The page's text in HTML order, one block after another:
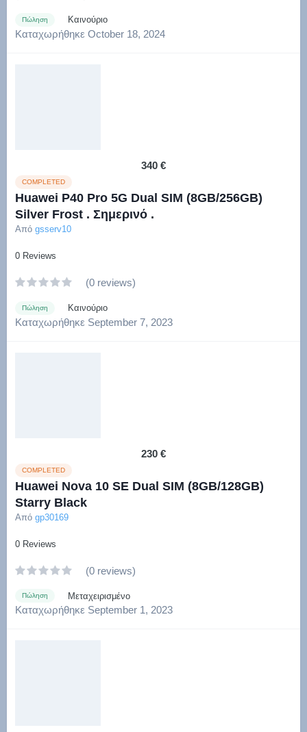
Πώληση Καινούριο
Καταχωρήθηκε October 18, 2024
340 €
COMPLETED
Huawei P40 Pro 5G Dual SIM (8GB/256GB)
Silver Frost . Σημερινό .
Από gsserv10
0 Reviews
(0 reviews)
Πώληση Καινούριο
Καταχωρήθηκε September 7, 2023
230 €
COMPLETED
Huawei Nova 10 SE Dual SIM (8GB/128GB)
Starry Black
Από gp30169
0 Reviews
(0 reviews)
Πώληση Μεταχειρισμένο
Καταχωρήθηκε September 1, 2023